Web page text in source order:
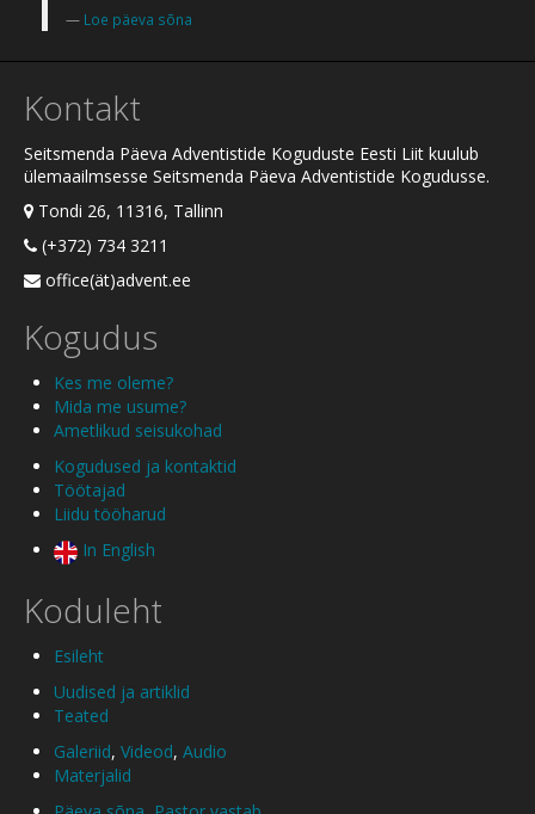
Loe päeva sõna
Kontakt
Seitsmenda Päeva Adventistide Koguduste Eesti Liit kuulub
ülemaailmsesse Seitsmenda Päeva Adventistide Kogudusse.
Tondi 26, 11316, Tallinn
(+372) 734 3211
office(ät)advent.ee
Kogudus
Kes me oleme?
Mida me usume?
Ametlikud seisukohad
Kogudused ja kontaktid
Töötajad
Liidu tööharud
In English
Koduleht
Esileht
Uudised ja artiklid
Teated
Galeriid, Videod, Audio
Materjalid